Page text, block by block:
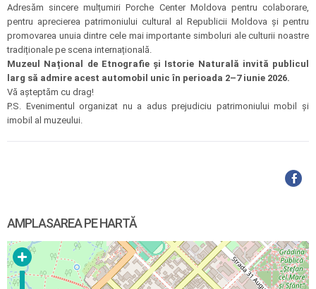
Adresăm sincere mulțumiri Porche Center Moldova pentru colaborare,
pentru aprecierea patrimoniului cultural al Republicii Moldova și pentru
promovarea unuia dintre cele mai importante simboluri ale culturii noastre
tradiționale pe scena internațională.
Muzeul Național de Etnografie și Istorie Naturală invită publicul
larg să admire acest automobil unic în perioada 2–7 iunie 2026.
Vă așteptăm cu drag!
P.S. Evenimentul organizat nu a adus prejudiciu patrimoniului mobil și
imobil al muzeului.
AMPLASAREA PE HARTĂ